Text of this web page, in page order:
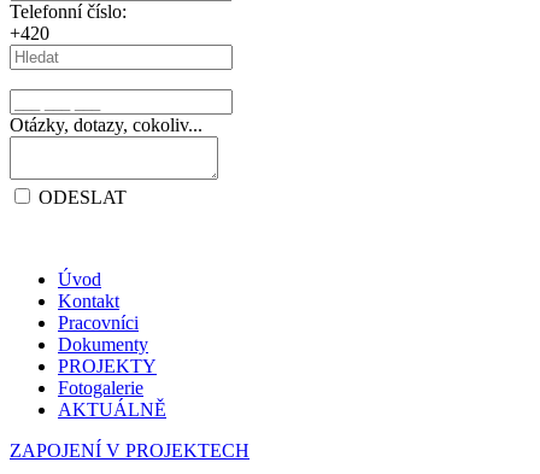
Telefonní číslo:
+420
Otázky, dotazy, cokoliv...
ODESLAT
Úvod
Kontakt
Pracovníci
Dokumenty
PROJEKTY
Fotogalerie
AKTUÁLNĚ
ZAPOJENÍ V PROJEKTECH